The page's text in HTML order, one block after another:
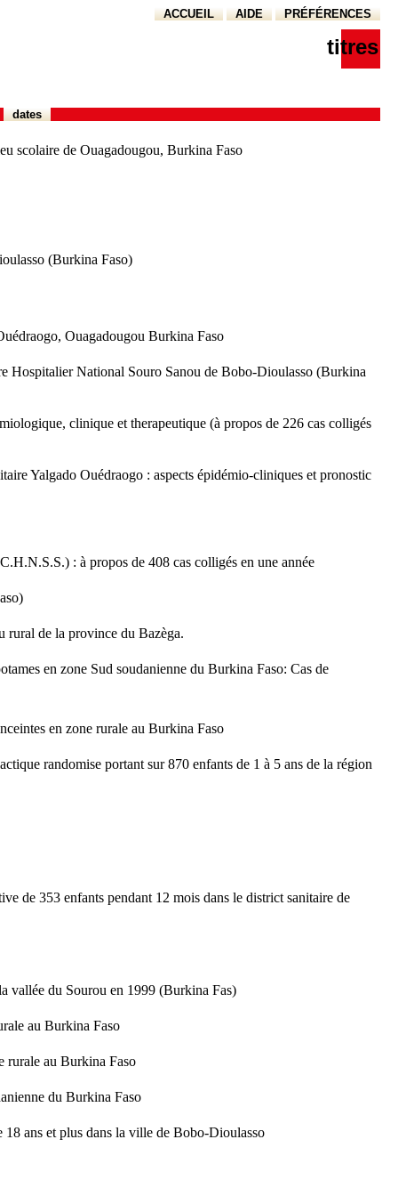
ACCUEIL AIDE PRÉFÉRENCES
titres
dates
scolaire de Ouagadougou, Burkina Faso
(Burkina Faso)
Ouagadougou Burkina Faso
Hospitalier National Souro Sanou de Bobo-Dioulasso (Burkina
clinique et therapeutique (à propos de 226 cas colligés
Yalgado Ouédraogo : aspects épidémio-cliniques et pronostic
: à propos de 408 cas colligés en une année
rural de la province du Bazèga.
en zone Sud soudanienne du Burkina Faso: Cas de
en zone rurale au Burkina Faso
randomise portant sur 870 enfants de 1 à 5 ans de la région
de 353 enfants pendant 12 mois dans le district sanitaire de
vallée du Sourou en 1999 (Burkina Fas)
au Burkina Faso
rurale au Burkina Faso
du Burkina Faso
18 ans et plus dans la ville de Bobo-Dioulasso